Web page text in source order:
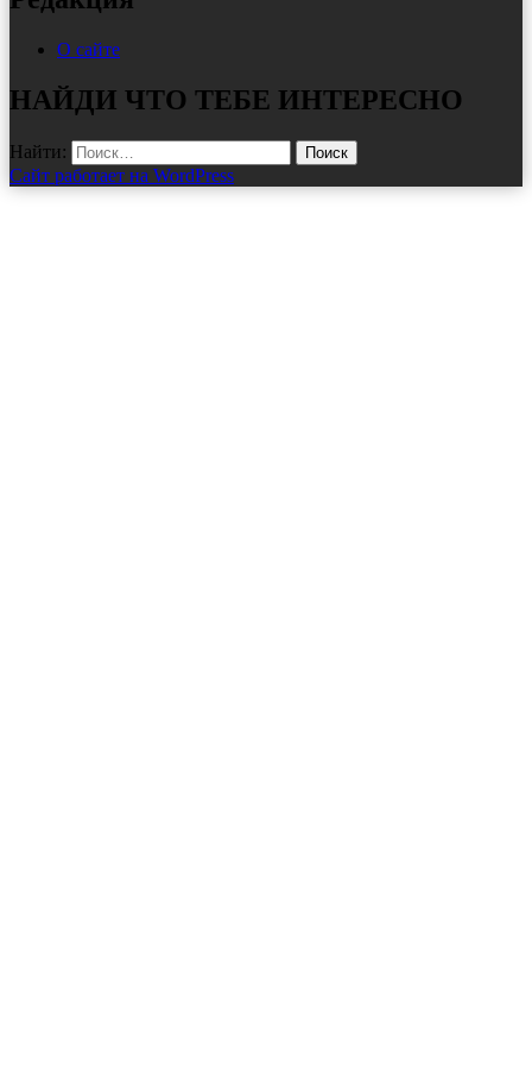
О сайте
НАЙДИ ЧТО ТЕБЕ ИНТЕРЕСНО
Найти:
Сайт работает на WordPress